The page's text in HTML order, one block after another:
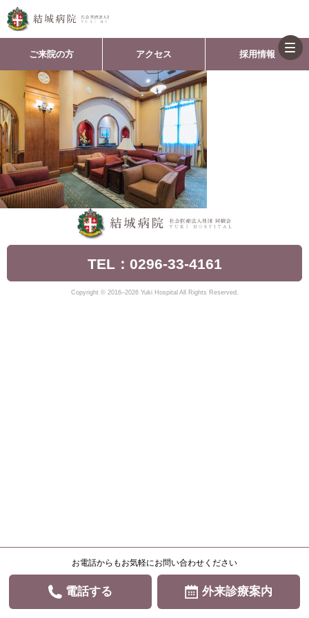
ご来院の方 アクセス 採用情報
TEL：0296-33-4161
Copyright © 2016–2026 Yuki Hospital All Rights Reserved.
お電話からもお気軽にお問い合わせください
電話する 外来診療案内